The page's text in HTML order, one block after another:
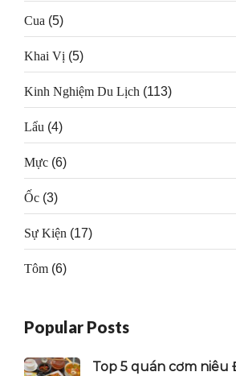
Cua (5)
Khai Vị (5)
Kinh Nghiệm Du Lịch (113)
Lẩu (4)
Mực (6)
Ốc (3)
Sự Kiện (17)
Tôm (6)
Popular Posts
Top 5 quán cơm niêu